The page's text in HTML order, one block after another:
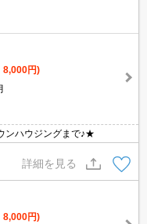
8,000円)
ンハウジングまで♪★
詳細を見る
8,000円)